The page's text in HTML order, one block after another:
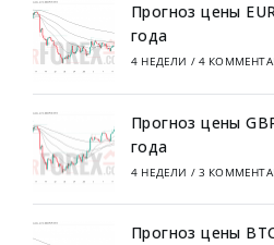
Прогноз цены
года
4 НЕДЕЛИ / 4
Прогноз цены
года
4 НЕДЕЛИ / 3
Прогноз цены